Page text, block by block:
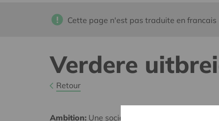
Cette page n'est pas traduite en francais
Verdere
Retour
Ambition: Une société solidaire et